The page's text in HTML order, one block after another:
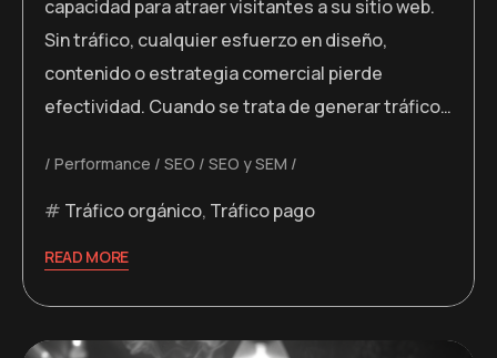
capacidad para atraer visitantes a su sitio web.
Sin tráfico, cualquier esfuerzo en diseño,
contenido o estrategia comercial pierde
efectividad. Cuando se trata de generar tráfico…
Performance SEO SEO y SEM
Tráfico orgánico, Tráfico pago
READ MORE